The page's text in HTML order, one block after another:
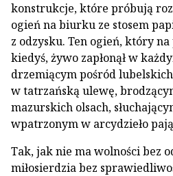
konstrukcje, które próbują
ogień na biurku ze stosem
z odzysku. Ten ogień, który
kiedyś, żywo zapłonął w
drzemiącym pośród
w tatrzańską ulewę,
mazurskich olsach,
wpatrzonym w arcydzieło
Tak, jak nie ma wolności bez
miłosierdzia bez